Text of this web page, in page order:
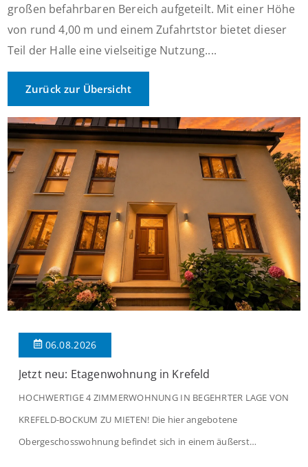
großen befahrbaren Bereich aufgeteilt. Mit einer Höhe
von rund 4,00 m und einem Zufahrtstor bietet dieser
Teil der Halle eine vielseitige Nutzung....
Zurück zur Übersicht
06.08.2026
Jetzt neu: Etagenwohnung in Krefeld
HOCHWERTIGE 4 ZIMMERWOHNUNG IN BEGEHRTER LAGE VON
KREFELD-BOCKUM ZU MIETEN! Die hier angebotene
Obergeschosswohnung befindet sich in einem äußerst